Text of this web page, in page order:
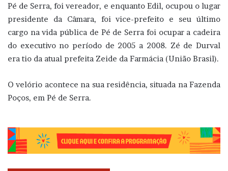
Pé de Serra, foi vereador, e enquanto Edil, ocupou o lugar
presidente da Câmara, foi vice-prefeito e seu último
cargo na vida pública de Pé de Serra foi ocupar a cadeira
do executivo no período de 2005 a 2008. Zé de Durval
era tio da atual prefeita Zeide da Farmácia (União Brasil).
O velório acontece na sua residência, situada na Fazenda
Poços, em Pé de Serra.